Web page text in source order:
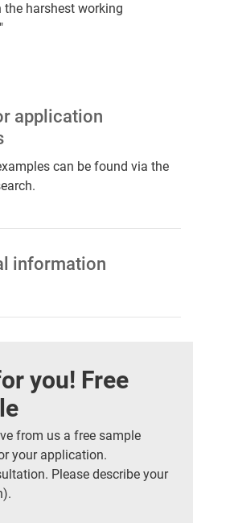
the harshest working
application
can be found via the
information
you! Free
from us a free sample
your application.
Please describe your